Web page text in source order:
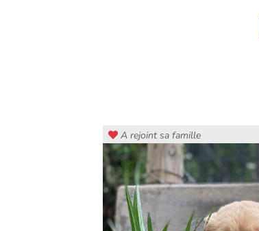
A rejoint sa famille